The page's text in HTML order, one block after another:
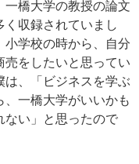
一橋大学の教授の論文
く収録されていまし
小学校の時から、自分
売をしたいと思ってい
は、「ビジネスを学ぶ
、一橋大学がいいかも
ない」と思ったので